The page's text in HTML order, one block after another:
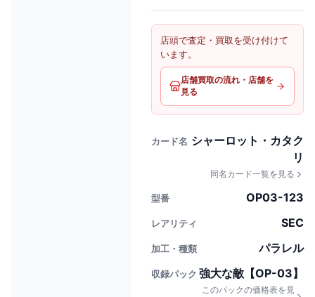
店頭で査定・買取を受け付けて
います。
店舗買取の流れ・店舗を
見る
カード名 シャーロット・カタク
リ
同名カード一覧を見る
型番 OP03-123
レアリティ SEC
加工・種類 パラレル
収録パック 強大な敵【OP-03】
このパックの価格表を見